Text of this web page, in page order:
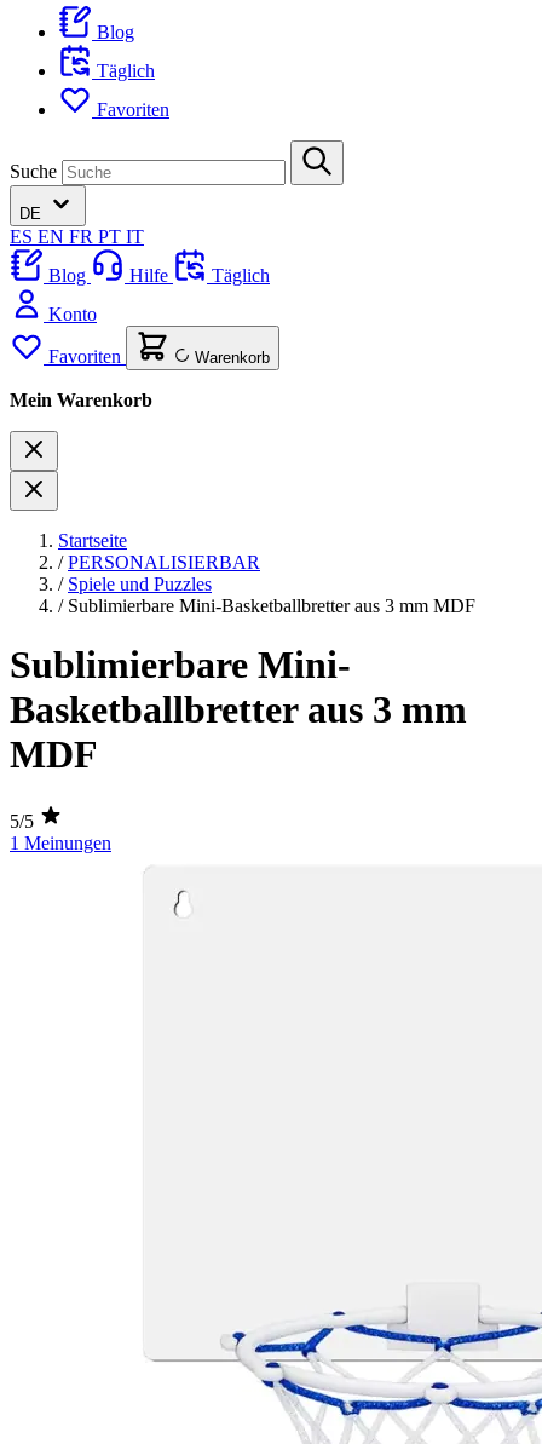
Blog
Täglich
Favoriten
Suche
DE
ES EN FR PT IT
Blog
Hilfe
Täglich
Konto
Favoriten Warenkorb
Mein Warenkorb
Startseite
/ PERSONALISIERBAR
/ Spiele und Puzzles
/ Sublimierbare Mini-Basketballbretter aus 3 mm MDF
Sublimierbare Mini-
Basketballbretter aus 3 mm
MDF
5/5
1 Meinungen